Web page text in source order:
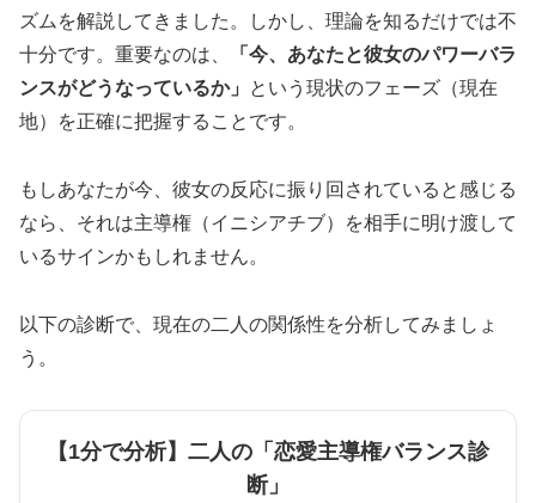
ズムを解説してきました。しかし、理論を知るだけでは不
十分です。重要なのは、
「今、あなたと彼女のパワーバラ
ンスがどうなっているか」
という現状のフェーズ（現在
地）を正確に把握することです。
もしあなたが今、彼女の反応に振り回されていると感じる
なら、それは主導権（イニシアチブ）を相手に明け渡して
いるサインかもしれません。
以下の診断で、現在の二人の関係性を分析してみましょ
う。
【1分で分析】二人の「恋愛主導権バランス診
断」